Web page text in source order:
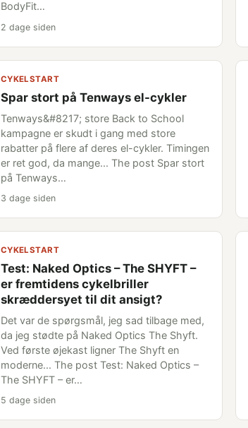
BodyFit…
2 dage siden
CYKELSTART
Spar stort på Tenways el-cykler
Tenways&#8217; store Back to School
kampagne er skudt i gang med store
rabatter på flere af deres el-cykler. Timingen
er ret god, da mange... The post Spar stort
på Tenways…
3 dage siden
CYKELSTART
Test: Naked Optics – The SHYFT –
er fremtidens cykelbriller
skræddersyet til dit ansigt?
Det var de spørgsmål, jeg sad tilbage med,
da jeg stødte på Naked Optics The Shyft.
Ved første øjekast ligner The Shyft en
moderne... The post Test: Naked Optics –
The SHYFT – er…
5 dage siden